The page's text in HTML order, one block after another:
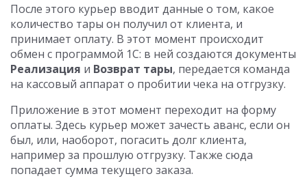
После этого курьер вводит данные о том, какое
количество тары он получил от клиента, и
принимает оплату. В этот момент происходит
обмен с программой 1С: в ней создаются документы
Реализация и Возврат тары, передается команда
на кассовый аппарат о пробитии чека на отгрузку.
Приложение в этот момент переходит на форму
оплаты. Здесь курьер может зачесть аванс, если он
был, или, наоборот, погасить долг клиента,
например за прошлую отгрузку. Также сюда
попадает сумма текущего заказа.